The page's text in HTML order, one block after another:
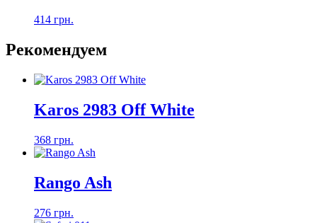
414 грн.
Рекомендуем
Karos 2983 Off White
368 грн.
Rango Ash
276 грн.